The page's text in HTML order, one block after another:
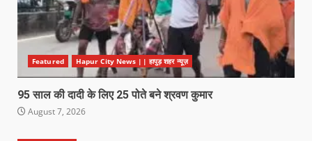
Featured Hapur City News || हापुड़ शहर न्यूज़
95 साल की दादी के लिए 25 पोते बने श्रवण कुमार
August 7, 2026